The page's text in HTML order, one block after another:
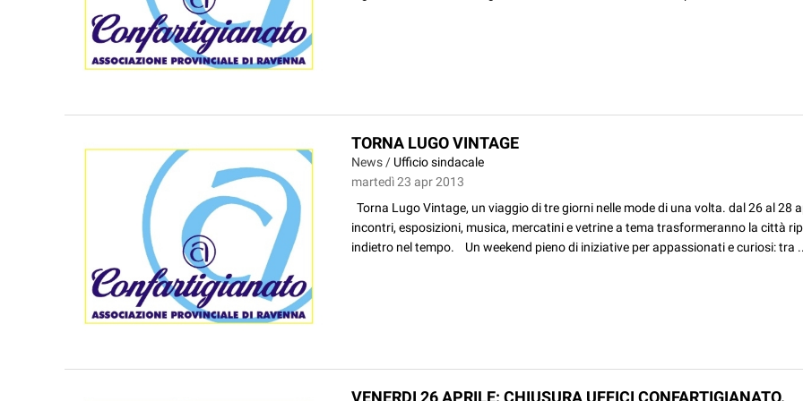
TORNA LUGO VINTAGE
News / Ufficio sindacale
martedì 23 apr 2013
Torna Lugo Vintage, un viaggio di tre giorni nelle mode di una volta. dal 26 al 28
incontri, esposizioni, musica, mercatini e vetrine a tema trasformeranno la città
indietro nel tempo. Un weekend pieno di iniziative per appassionati e curiosi: tra
VENERDI 26 APRILE: CHIUSURA UFFICI CONFARTIGIANATO.